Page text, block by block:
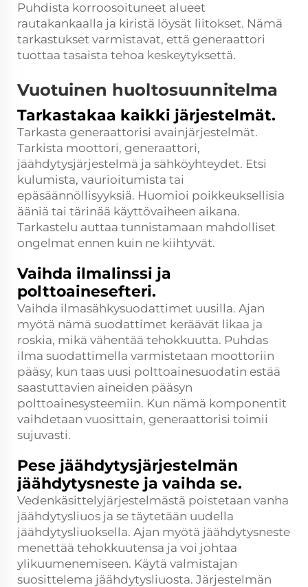
Puhdista korroosoituneet alueet
rautakankaalla ja kiristä löysät liitokset. Nämä
tarkastukset varmistavat, että generaattori
tuottaa tasaista tehoa keskeytyksettä.
Vuotuinen huoltosuunnitelma
Tarkastakaa kaikki järjestelmät.
Tarkasta generaattorisi avainjärjestelmät.
Tarkista moottori, generaattori,
jäähdytysjärjestelmä ja sähköyhteydet. Etsi
kulumista, vaurioitumista tai
epäsäännöllisyyksiä. Huomioi poikkeuksellisia
ääniä tai tärinää käyttövaiheen aikana.
Tarkastelu auttaa tunnistamaan mahdolliset
ongelmat ennen kuin ne kiihtyvät.
Vaihda ilmalinssi ja
polttoainesefteri.
Vaihda ilmasähkysuodattimet uusilla. Ajan
myötä nämä suodattimet keräävät likaa ja
roskia, mikä vähentää tehokkuutta. Puhdas
ilma suodattimella varmistetaan moottoriin
pääsy, kun taas uusi polttoainesuodatin estää
saastuttavien aineiden pääsyn
polttoainesysteemiin. Kun nämä komponentit
vaihdetaan vuosittain, generaattorisi toimii
sujuvasti.
Pese jäähdytysjärjestelmän
jäähdytysneste ja vaihda se.
Vedenkäsittelyjärjestelmästä poistetaan vanha
jäähdytysliuos ja se täytetään uudella
jäähdytysliuoksella. Ajan myötä jäähdytysneste
menettää tehokkuutensa ja voi johtaa
ylikuumenemiseen. Käytä valmistajan
suosittelema jäähdytysliuosta. Järjestelmän